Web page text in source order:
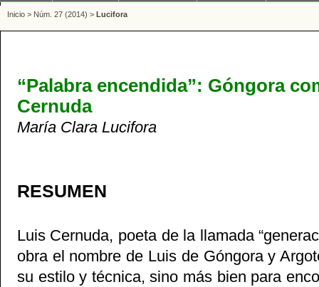
Inicio > Núm. 27 (2014) > Lucifora
“Palabra encendida”: Góngora
Cernuda
María Clara Lucifora
RESUMEN
Luis Cernuda, poeta de la llamada
obra el nombre de Luis de Góngora y
su estilo y técnica, sino más bien para